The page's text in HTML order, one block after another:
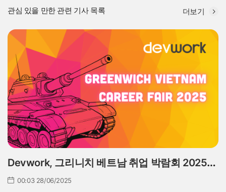
관심 있을 만한 관련 기사 목록 더보기
Devwork, 그리니치 베트남 취업 박람회 2025
공식 후원사로 참가 – 한국 기업을 위한 인재 확
00:03 28/06/2025